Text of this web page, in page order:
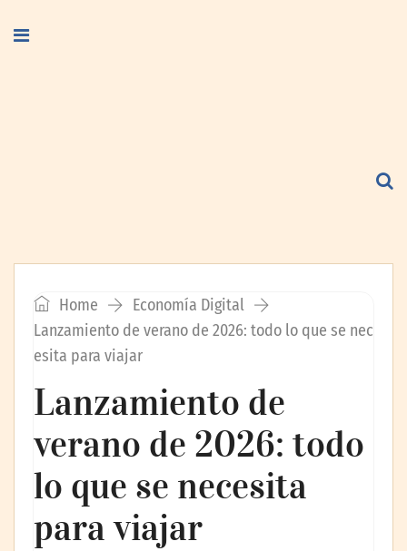
Home
Economía Digital
Lanzamiento de verano de 2026: todo lo que se nec
esita para viajar
Lanzamiento de
verano de 2026: todo
lo que se necesita
para viajar